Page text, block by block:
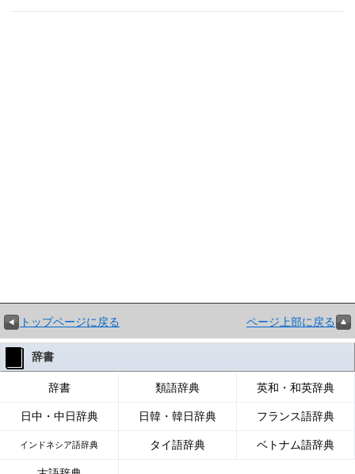
トップページに戻る ページ上部に戻る
辞書
辞書 類語辞典 英和・和英辞典
日中・中日辞典 日韓・韓日辞典 フランス語辞典
インドネシア語辞典 タイ語辞典 ベトナム語辞典